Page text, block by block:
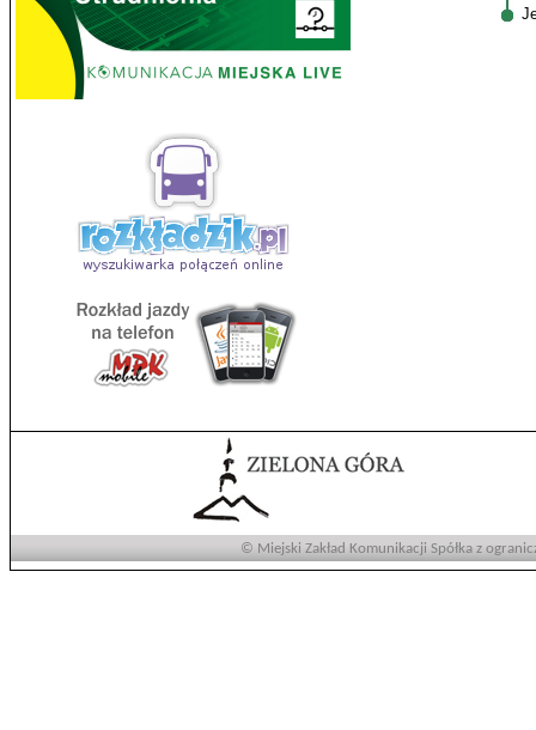
© Miejski Zakład Komunikacji Spółka z